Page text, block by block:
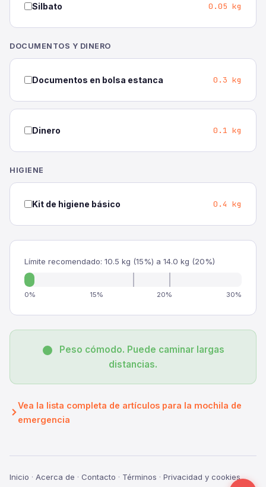
Silbato 0.05 kg
DOCUMENTOS Y DINERO
Documentos en bolsa estanca 0.3 kg
Dinero 0.1 kg
HIGIENE
Kit de higiene básico 0.4 kg
Límite recomendado: 10.5 kg (15%) a 14.0 kg (20%)
0% 15% 20% 30%
Peso cómodo. Puede caminar largas
distancias.
Vea la lista completa de artículos para la mochila de
emergencia
Inicio · Acerca de · Contacto · Términos · Privacidad y cookies